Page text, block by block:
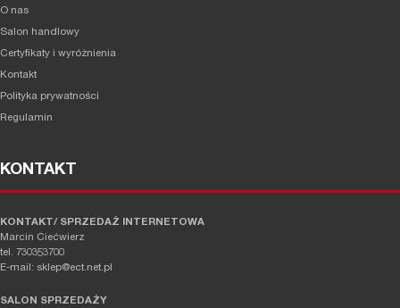
O nas
Salon handlowy
Certyfikaty i wyróżnienia
Kontakt
Polityka prywatności
Regulamin
KONTAKT
KONTAKT/ SPRZEDAŻ INTERNETOWA
Marcin Ciećwierz
tel. 730353700
E-mail: sklep@ect.net.pl
SALON SPRZEDAŻY